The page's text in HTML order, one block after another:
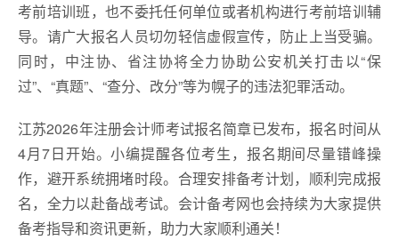
考前培训班，也不委托任何单位或者机构进行考前培训辅
导。请广大报名人员切勿轻信虚假宣传，防止上当受骗。
同时，中注协、省注协将全力协助公安机关打击以“保
过”、“真题”、“查分、改分”等为幌子的违法犯罪活动。
江苏2026年注册会计师考试报名简章已发布，报名时间从
4月7日开始。小编提醒各位考生，报名期间尽量错峰操
作，避开系统拥堵时段。合理安排备考计划，顺利完成报
名，全力以赴备战考试。会计备考网也会持续为大家提供
备考指导和资讯更新，助力大家顺利通关！